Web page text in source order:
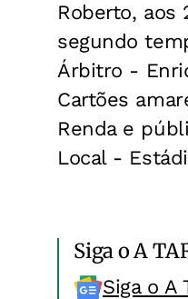
Roberto,
segundo
Árbitro -
Cartões
Renda e
Local -
Siga o A
Siga o A